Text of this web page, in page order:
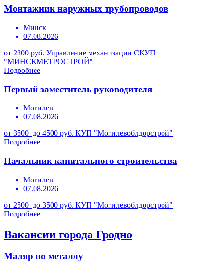
Монтажник наружных трубопроводов
Минск
07.08.2026
от 2800 руб. Управление механизации СКУП
"МИНСКМЕТРОСТРОЙ"
Подробнее
Первый заместитель руководителя
Могилев
07.08.2026
от 3500 до 4500 руб. КУП "Могилевоблдорстрой"
Подробнее
Начальник капитального строительства
Могилев
07.08.2026
от 2500 до 3500 руб. КУП "Могилевоблдорстрой"
Подробнее
Вакансии города Гродно
Маляр по металлу